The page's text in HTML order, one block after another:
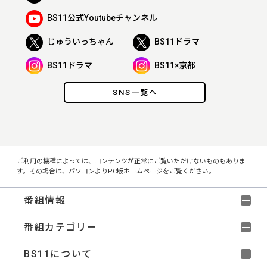
SNS一覧へ
BS11公式Youtubeチャンネル
じゅういっちゃん BS11ドラマ
BS11ドラマ BS11×京都
ご利用の機種によっては、コンテンツが正常にご覧いただけないものもありま
す。その場合は、パソコンよりPC版ホームページをご覧ください。
番組情報
番組カテゴリー
BS11について